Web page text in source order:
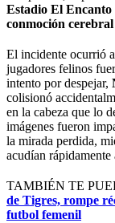
Estadio El Encanto
conmoción cerebral
El incidente ocurrió
jugadores felinos
intento por despejar,
colisionó
en la cabeza que lo
imágenes fueron
la mirada perdida,
acudían rápidamente
TAMBIÉN TE
de Tigres, rompe
futbol femenil